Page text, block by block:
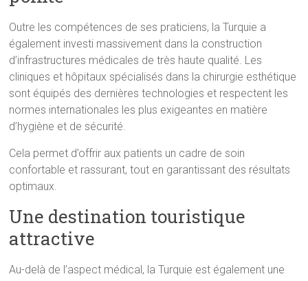
Outre les compétences de ses praticiens, la Turquie a
également investi massivement dans la construction
d’infrastructures médicales de très haute qualité. Les
cliniques et hôpitaux spécialisés dans la chirurgie esthétique
sont équipés des dernières technologies et respectent les
normes internationales les plus exigeantes en matière
d’hygiène et de sécurité.
Cela permet d’offrir aux patients un cadre de soin
confortable et rassurant, tout en garantissant des résultats
optimaux.
Une destination touristique
attractive
Au-delà de l’aspect médical, la Turquie est également une